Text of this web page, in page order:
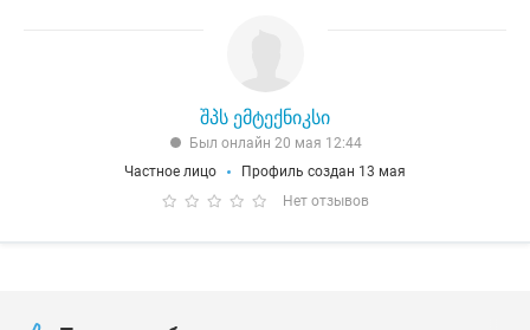
შპს ემტექნიკსი
Был онлайн 20 мая 12:44
Частное лицо
Профиль создан 13 мая
Нет отзывов